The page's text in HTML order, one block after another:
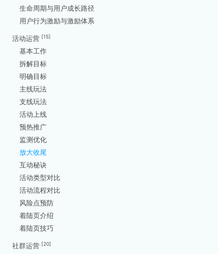
生命周期与用户成长路径
用户行为激励与激励体系
活动运营 [15]
基本工作
拆解目标
明确目标
主线玩法
支线玩法
活动上线
预热推广
监测优化
放大收尾
互动秘诀
活动类型对比
活动流程对比
风险点预防
着陆页介绍
着陆页技巧
社群运营 [20]